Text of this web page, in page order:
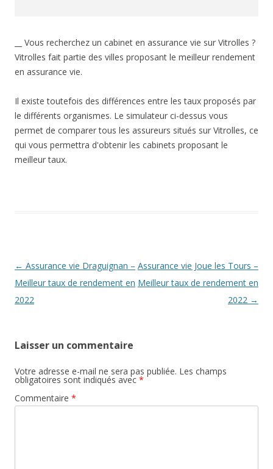
__ Vous recherchez un cabinet en assurance vie sur Vitrolles ?
Vitrolles fait partie des villes proposant le meilleur rendement
en assurance vie.
Il existe toutefois des différences entre les taux proposés par
le différents organismes. Le simulateur ci-dessus vous
permet de comparer tous les assureurs situés sur Vitrolles, ce
qui vous permettra d'obtenir les cabinets proposant le
meilleur taux.
Navigation
des
articles
← Assurance vie Draguignan –
Meilleur taux de rendement en
2022
Assurance vie Joue les Tours –
Meilleur taux de rendement en
2022 →
Laisser un commentaire
Votre adresse e-mail ne sera pas publiée. Les champs
obligatoires sont indiqués avec *
Commentaire *